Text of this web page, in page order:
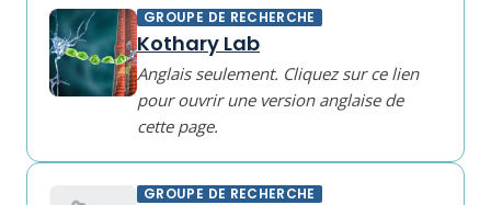
GROUPE DE RECHERCHE
Kothary Lab
Anglais seulement. Cliquez sur ce lien
pour ouvrir une version anglaise de
cette page.
GROUPE DE RECHERCHE